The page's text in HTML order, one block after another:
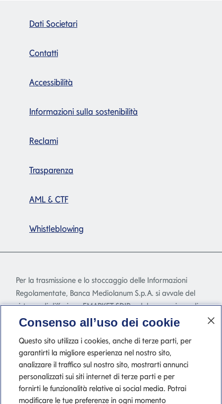
Dati Societari
Contatti
Accessibilità
Informazioni sulla sostenibilità
Reclami
Trasparenza
AML & CTF
Whistleblowing
Per la trasmissione e lo stoccaggio delle Informazioni
Regolamentate, Banca Mediolanum S.p.A. si avvale del
sistema di diffusione EMARKET SDIR e del meccanismo di
stoccaggio EMARKET Storage disponibile
Teleborsa S.r.l. - con sede Piazza di Priscilla, 4 - Roma - a
seguito dell'autorizzazione e delle delibere CONSOB n.
22517 e 22518 del 23 novembre 2022.
Consenso all’uso dei cookie
Questo sito utilizza i cookies, anche di terze parti, per
garantirti la migliore esperienza nel nostro sito,
analizzare il traffico sul nostro sito, mostrarti annunci
personalizzati sui siti internet di terze parti e per
fornirti le funzionalità relative ai social media. Potrai
modificare le tue preferenze in ogni momento